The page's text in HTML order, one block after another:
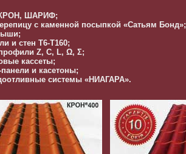
КРОН, ШАРИФ;
с каменной посыпкой «Сатьям Бонд»;
и стен Т6-Т160;
Z, C, L, Ω, Σ;
кассеты;
и касетоны;
системы «НИАГАРА».